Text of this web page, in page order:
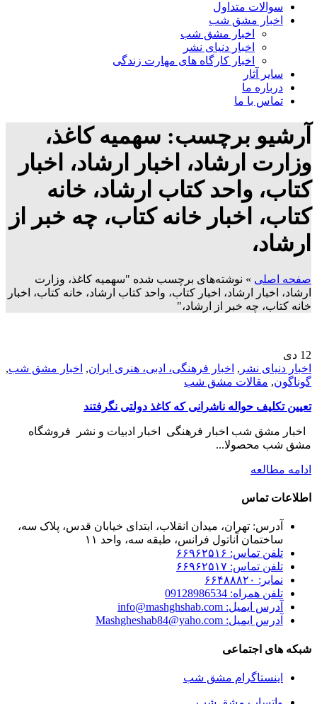
سوالات متداول
اخبار مشق شب
اخبار مشق شب
اخبار دنیای نشر
اخبار کارگاه های مهارت زندگی
سایر آثار
درباره ما
تماس با ما
آرشیو برچسب: سهمیه کاغذ،
وزارت ارشاد، اخبار ارشاد، اخبار
کتاب، واحد کتاب ارشاد، خانه
کتاب، اخبار خانه کتاب، چه خبر از
ارشاد،
صفحه اصلی » نوشته‌های برچسب شده "سهمیه کاغذ، وزارت
ارشاد، اخبار ارشاد، اخبار کتاب، واحد کتاب ارشاد، خانه کتاب، اخبار
خانه کتاب، چه خبر از ارشاد،"
12 دی
اخبار دنیای نشر , اخبار فرهنگی، ادبی، هنری ایران, اخبار مشق شب,
گوناگون, مقالات مشق شب
تعیین تکلیف حواله ناشرانی که کاغذ دولتی نگرفتند
اخبار مشق شب اخبار فرهنگی اخبار ادبیات و نشر فروشگاه
مشق شب محصولا...
ادامه مطالعه
اطلاعات تماس
آدرس: تهران، میدان انقلاب، ابتدای خیابان قدس، پلاک سه،
ساختمان آناتول فرانس، طبقه سه، واحد ۱۱
تلفن تماس: ۶۶۹۶۲۵۱۶
تلفن تماس: ۶۶۹۶۲۵۱۷
نمابر: ۶۶۴۸۸۸۲۰
تلفن همراه: 09128986534
آدرس ایمیل: info@mashghshab.com
آدرس ایمیل: Mashgheshab84@yaho.com
شبکه های اجتماعی
اینستاگرام مشق شب